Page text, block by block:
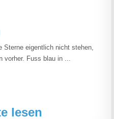
Sterne eigentlich nicht stehen,
vorher. Fuss blau in ...
lesen